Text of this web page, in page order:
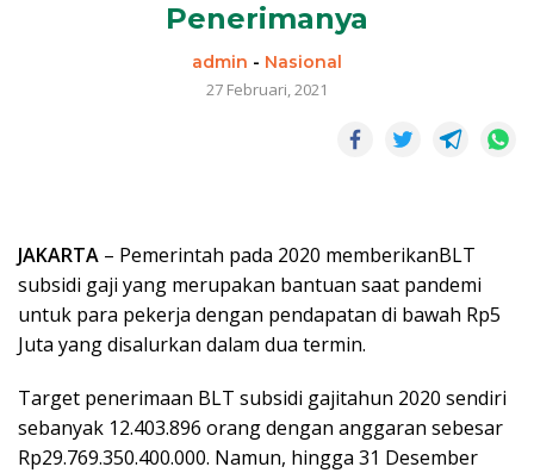
Penerimanya
admin - Nasional
27 Februari, 2021
JAKARTA – Pemerintah pada 2020 memberikanBLT
subsidi gaji yang merupakan bantuan saat pandemi
untuk para pekerja dengan pendapatan di bawah Rp5
Juta yang disalurkan dalam dua termin.
Target penerimaan BLT subsidi gajitahun 2020 sendiri
sebanyak 12.403.896 orang dengan anggaran sebesar
Rp29.769.350.400.000. Namun, hingga 31 Desember